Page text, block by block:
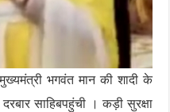
भगवंत मान की शादी के
साहिबपहुंची । कड़ी सुरक्षा